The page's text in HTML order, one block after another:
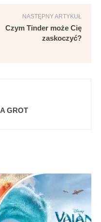
NASTĘPNY ARTYKUŁ
Czym Tinder może Cię
zaskoczyć?
GROT